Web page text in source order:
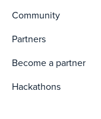
Community
Partners
Become a partner
Hackathons